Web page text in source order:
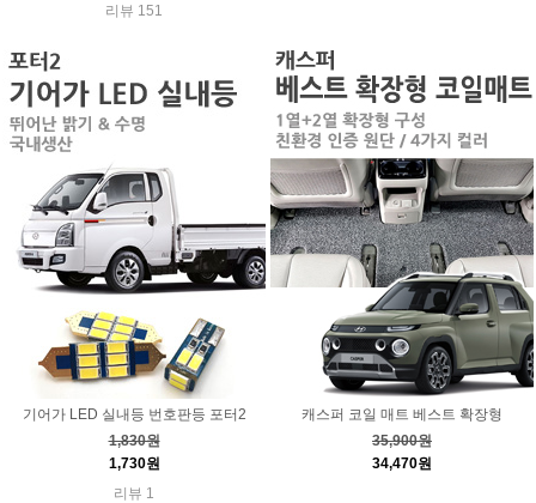
리뷰 151
기어가 LED 실내등 번호판등 포터2
1,830원
1,730원
리뷰 1
캐스퍼 코일 매트 베스트 확장형
35,900원
34,470원